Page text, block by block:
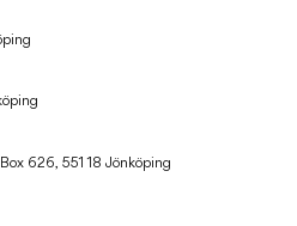
626, 551 18 Jönköping